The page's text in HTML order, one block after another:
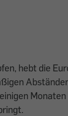
hebt die